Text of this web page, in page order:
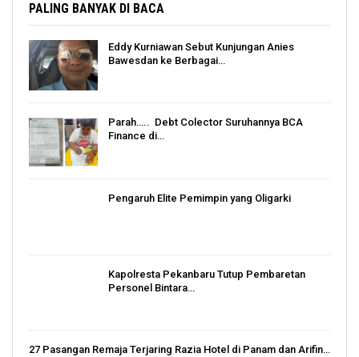
PALING BANYAK DI BACA
Eddy Kurniawan Sebut Kunjungan Anies
Bawesdan ke Berbagai…
Parah….. Debt Colector Suruhannya BCA
Finance di…
Pengaruh Elite Pemimpin yang Oligarki
Kapolresta Pekanbaru Tutup Pembaretan
Personel Bintara…
27 Pasangan Remaja Terjaring Razia Hotel di Panam dan Arifin…